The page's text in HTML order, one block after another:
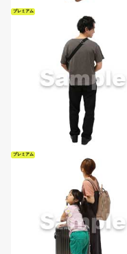
プレミアム
プレミアム